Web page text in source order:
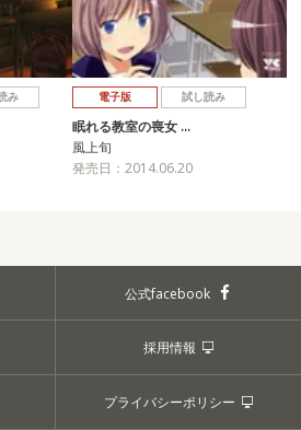
み 電子版 試し読み
眠れる教室の喪女 …
風上旬
発売日：2014.06.20
公式facebook
採用情報
プライバシーポリシー